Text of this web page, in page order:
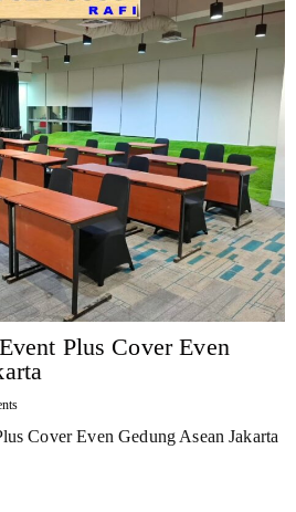
Plus Cover Even
Cover Even Gedung Asean Jakarta